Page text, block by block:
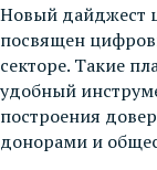
Новый дайджест
посвящен
секторе. Такие
удобный
построения
донорами и